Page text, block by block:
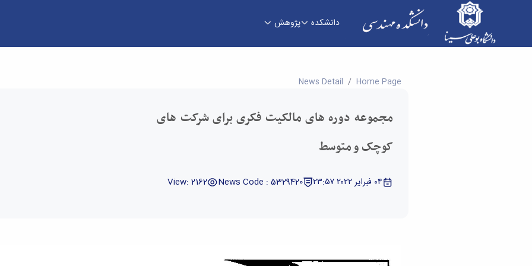
دانشکده پژوهش
مجموعه دوره های مالکیت فکری برای شرکت های کوچک و متوسط - دانشکده فنی و مهندسی
Home Page
News Detail
مجموعه دوره های مالکیت فکری برای شرکت های
کوچک و متوسط
٠٤ فبراير ٢٠٢٢ ٢٣:٥٧ News Code : 5329420
View: 2162